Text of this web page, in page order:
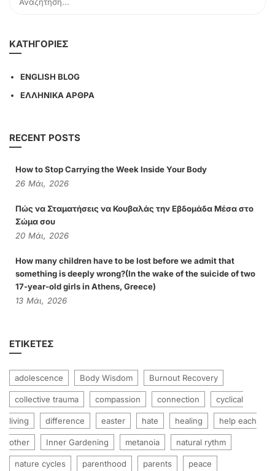
KΑΤΗΓΟΡΊΕΣ
ENGLISH BLOG
ΕΛΛΗΝΙΚΑ ΑΡΘΡΑ
RECENT POSTS
How to Stop Carrying the Week Inside Your Body
26 Μάι, 2026
Πώς να Σταματήσεις να Κουβαλάς την Εβδομάδα Μέσα στο
Σώμα σου
20 Μάι, 2026
How many children have to be lost before we admit that
something is deeply wrong?(In the wake of the suicide of two
17-year-old girls in Athens, Greece)
13 Μάι, 2026
ΕΤΙΚΈΤΕΣ
adolescence Body Wisdom Burnout Recovery
collective trauma compassion connection cyclical
living difference easter hate healing help each
other Inner Gardening metanoia natural rythm
nature cycles parenthood parents peace